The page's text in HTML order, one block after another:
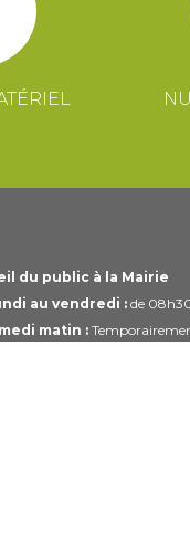
du public à la Mairie
au vendredi :de
matin :